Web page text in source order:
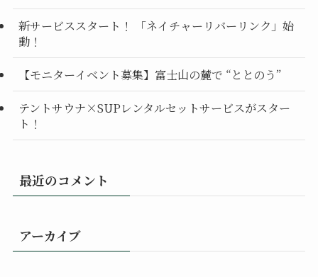
新サービススタート！ 「ネイチャーリバーリンク」始
動！
【モニターイベント募集】富士山の麓で “ととのう”
テントサウナ×SUPレンタルセットサービスがスター
ト！
最近のコメント
アーカイブ